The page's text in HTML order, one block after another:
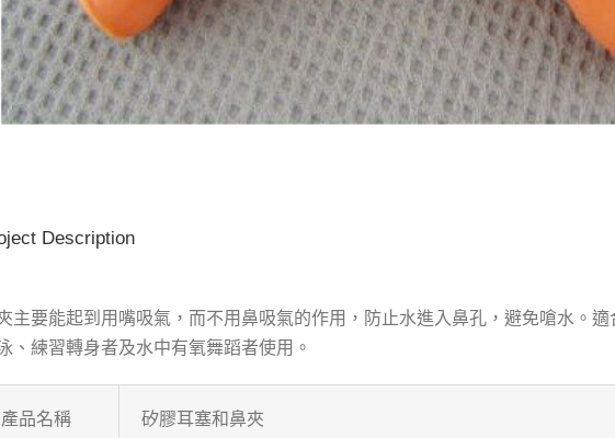
Description
主要能起到用嘴吸氣，而不用鼻吸氣的作用，防止水進入鼻孔，避免嗆水。適
、練習轉身者及水中有氧舞蹈者使用。
產品名稱 矽膠耳塞和鼻夾